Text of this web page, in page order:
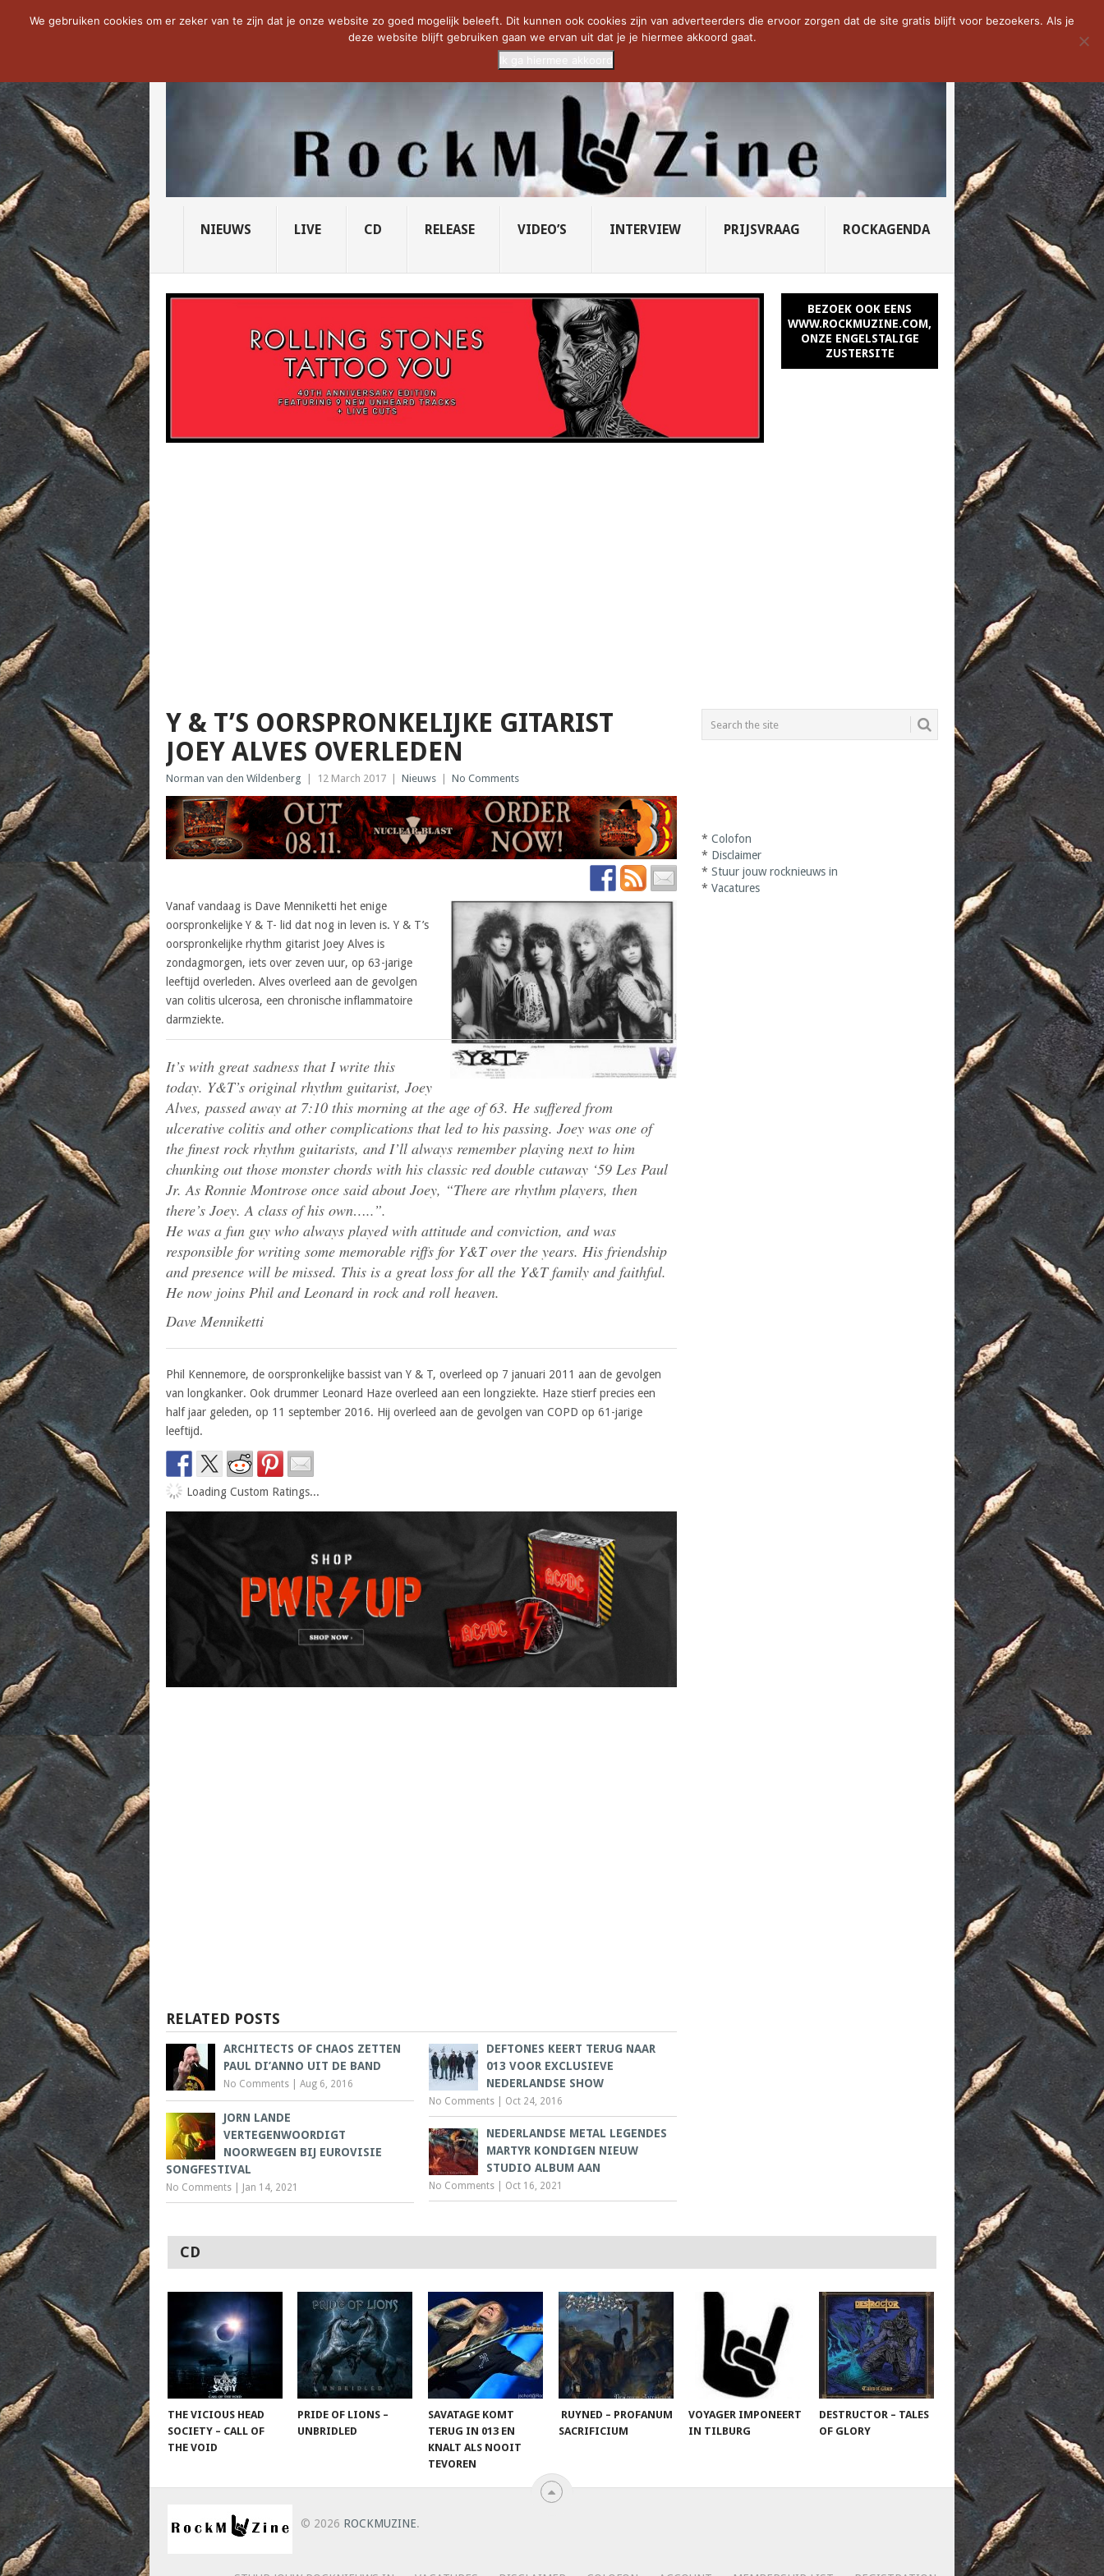
NOW TRENDING: THE VICIOUS HEAD SOCIETY... PRIDE OF LIONS – U... SAVATAGE KOMT TERUG IN 0... CD VAN DE WEEK: SLEEPING...
NIEUWS LIVE CD RELEASE VIDEO’S INTERVIEW PRIJSVRAAG ROCKAGENDA
BEZOEK OOK EENS
WWW.ROCKMUZINE.COM,
ONZE ENGELSTALIGE
ZUSTERSITE
Y & T’S OORSPRONKELIJKE GITARIST
JOEY ALVES OVERLEDEN
Norman van den Wildenberg 12 March 2017 Nieuws No Comments
Vanaf vandaag is Dave Menniketti het enige
oorspronkelijke Y & T- lid dat nog in leven is. Y & T’s
oorspronkelijke rhythm gitarist Joey Alves is
zondagmorgen, iets over zeven uur, op 63-jarige
leeftijd overleden. Alves overleed aan de gevolgen
van colitis ulcerosa, een chronische inflammatoire
darmziekte.
It’s with great sadness that I write this
today. Y&T’s original rhythm guitarist, Joey
Alves, passed away at 7:10 this morning at the age of 63. He suffered from
ulcerative colitis and other complications that led to his passing. Joey was one of
the finest rock rhythm guitarists, and I’ll always remember playing next to him
chunking out those monster chords with his classic red double cutaway ‘59 Les Paul
Jr. As Ronnie Montrose once said about Joey, “There are rhythm players, then
there’s Joey. A class of his own…..”.
He was a fun guy who always played with attitude and conviction, and was
responsible for writing some memorable riffs for Y&T over the years. His friendship
and presence will be missed. This is a great loss for all the Y&T family and faithful.
He now joins Phil and Leonard in rock and roll heaven.
Dave Menniketti
Phil Kennemore, de oorspronkelijke bassist van Y & T, overleed op 7 januari 2011 aan de gevolgen
van longkanker. Ook drummer Leonard Haze overleed aan een longziekte. Haze stierf precies een
half jaar geleden, op 11 september 2016. Hij overleed aan de gevolgen van COPD op 61-jarige
leeftijd.
Loading Custom Ratings...
RELATED POSTS
ARCHITECTS OF CHAOS ZETTEN
PAUL DI’ANNO UIT DE BAND
No Comments Aug 6, 2016
DEFTONES KEERT TERUG NAAR
013 VOOR EXCLUSIEVE
NEDERLANDSE SHOW
No Comments Oct 24, 2016
JORN LANDE
VERTEGENWOORDIGT
NOORWEGEN BIJ EUROVISIE
SONGFESTIVAL
No Comments Jan 14, 2021
NEDERLANDSE METAL LEGENDES
MARTYR KONDIGEN NIEUW
STUDIO ALBUM AAN
No Comments Oct 16, 2021
*Colofon
* Disclaimer
*Stuur jouw rocknieuws in
*Vacatures
CD
THE VICIOUS HEAD
SOCIETY – CALL OF
THE VOID
PRIDE OF LIONS –
UNBRIDLED
SAVATAGE KOMT
TERUG IN 013 EN
KNALT ALS NOOIT
TEVOREN
RUYNED – PROFANUM
SACRIFICIUM
VOYAGER IMPONEERT
IN TILBURG
DESTRUCTOR – TALES
OF GLORY
© 2026 ROCKMUZINE.
We gebruiken cookies om er zeker van te zijn dat je onze website zo goed mogelijk beleeft. Dit kunnen ook cookies zijn van adverteerders die ervoor zorgen dat de site gratis blijft voor bezoekers. Als je
deze website blijft gebruiken gaan we ervan uit dat je je hiermee akkoord gaat.
Ik ga hiermee akkoord